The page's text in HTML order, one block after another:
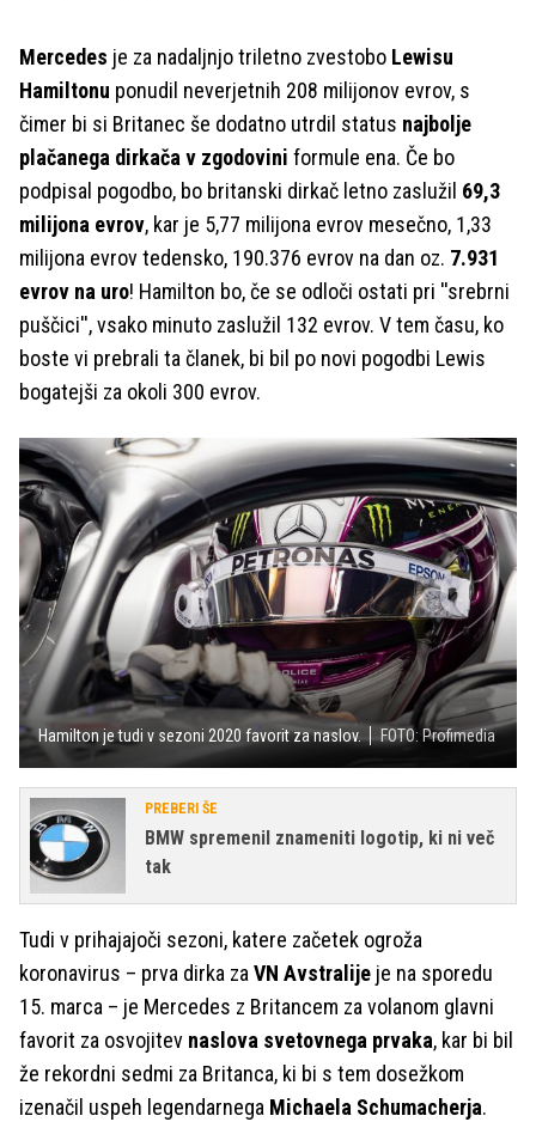
Mercedes je za nadaljnjo triletno zvestobo Lewisu
Hamiltonu ponudil neverjetnih 208 milijonov evrov, s
čimer bi si Britanec še dodatno utrdil status najbolje
plačanega dirkača v zgodovini formule ena. Če bo
podpisal pogodbo, bo britanski dirkač letno zaslužil 69,3
milijona evrov, kar je 5,77 milijona evrov mesečno, 1,33
milijona evrov tedensko, 190.376 evrov na dan oz. 7.931
evrov na uro! Hamilton bo, če se odloči ostati pri ''srebrni
puščici'', vsako minuto zaslužil 132 evrov. V tem času, ko
boste vi prebrali ta članek, bi bil po novi pogodbi Lewis
bogatejši za okoli 300 evrov.
Hamilton je tudi v sezoni 2020 favorit za naslov. FOTO: Profimedia
PREBERI ŠE
BMW spremenil znameniti logotip, ki ni več
tak
Tudi v prihajajoči sezoni, katere začetek ogroža
koronavirus – prva dirka zaVN Avstralije je na sporedu
15. marca – je Mercedes z Britancem za volanom glavni
favorit za osvojitev naslova svetovnega prvaka, kar bi bil
že rekordni sedmi za Britanca, ki bi s tem dosežkom
izenačil uspeh legendarnega Michaela Schumacherja.